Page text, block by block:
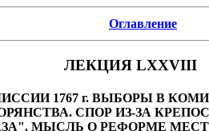
Оглавление
ЛЕКЦИЯ LXXVIII
1767 г. ВЫБОРЫ В
СПОР ИЗ-ЗА
МЫСЛЬ О РЕФОРМЕ